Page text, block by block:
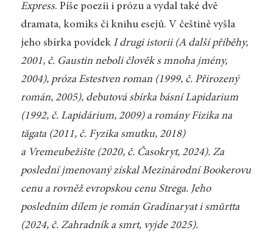
Express. Píše poezii i prózu a vydal také dvě
dramata, komiks či knihu esejů. V češtině vyšla
jeho sbírka povídek I drugi istorii (A další příběhy,
2001, č. Gaustin neboli člověk s mnoha jmény,
2004), próza Estestven roman (1999, č. Přirozený
román, 2005), debutová sbírka básníLapidarium
(1992, č. Lapidárium, 2009) a rományFizika na
tăgata (2011, č. Fyzika smutku, 2018)
a Vremeubežište (2020, č. Časokryt, 2024). Za
poslední jmenovaný získal Mezinárodní Bookerovu
cenu a rovněž evropskou cenu Strega. Jeho
posledním dílem je román Gradinaryat i smŭrtta
(2024, č. Zahradník a smrt, vyjde 2025).